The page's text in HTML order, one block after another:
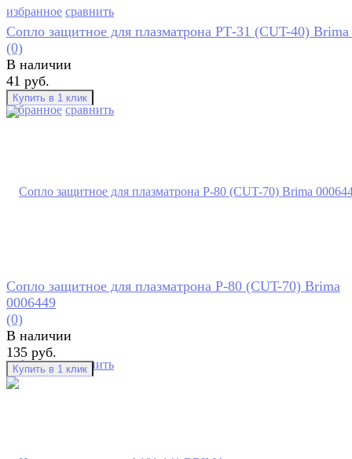
избранное сравнить
избранное сравнить
Сопло защитное для плазматрона РТ-31 (CUT-40) Brima
(0)
В наличии
41 руб.
избранное сравнить
Сопло защитное для плазматрона Р-80 (CUT-70) Brima
0006449
(0)
В наличии
135 руб.